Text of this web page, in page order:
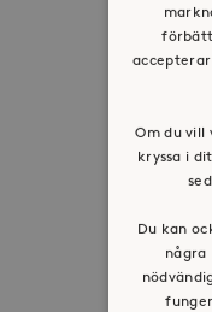
Om du vill
kryssa i
Du kan
några